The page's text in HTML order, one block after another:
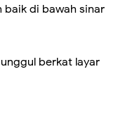
baik di bawah sinar
berkat layar